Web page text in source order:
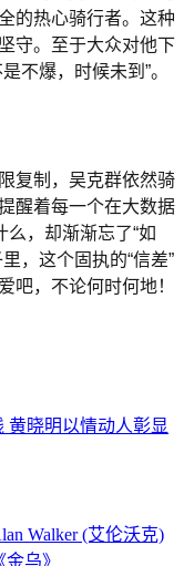
的热心骑行者。这种
守。至于大众对他下
不爆，时候未到”。
复制，吴克群依然骑
醒着每一个在大数据
么，却渐渐忘了“如
，这个固执的“信差”
，不论何时何地！
黄晓明以情动人彰显
Walker (艾伦沃克)
乌》